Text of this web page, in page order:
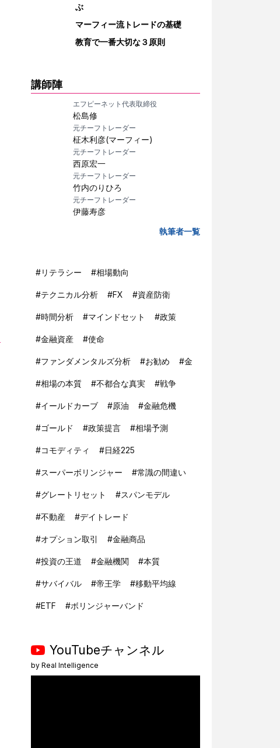
ぶ
マーフィー流トレードの基礎
教育で一番大切な３原則
講師陣
エフピーネット代表取締役
松島修
元チーフトレーダー
柾木利彦(マーフィー)
元チーフトレーダー
西原宏一
元チーフトレーダー
竹内のりひろ
元チーフトレーダー
伊藤寿彦
執筆者一覧
#リテラシー #相場動向
#テクニカル分析 #FX #資産防衛
#時間分析 #マインドセット #政策
#金融資産 #使命
#ファンダメンタルズ分析 #お勧め #金
#相場の本質 #不都合な真実 #戦争
#イールドカーブ #原油 #金融危機
#ゴールド #政策提言 #相場予測
#コモディティ #日経225
#スーパーボリンジャー #常識の間違い
#グレートリセット #スパンモデル
#不動産 #デイトレード
#オプション取引 #金融商品
#投資の王道 #金融機関 #本質
#サバイバル #帝王学 #移動平均線
#ETF #ボリンジャーバンド
YouTubeチャンネル
by Real Intelligence